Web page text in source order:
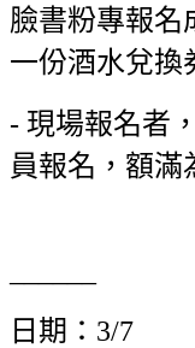
臉書粉專報名
一份酒水兌換
- 現場報名者
員報名，額滿
日期：3/7